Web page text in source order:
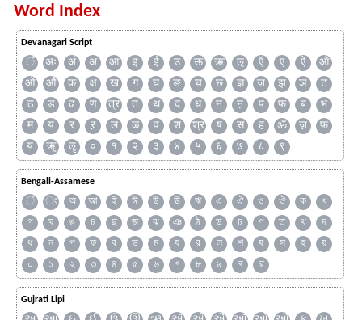
Word Index
Devanagari Script
ँ अः अं अ आ इ ई उ ऊ ऋ ऌ ऍ ए ऐ
ऑ
ओ
औ क क्ष ख ग घ ङ च छ ज्ञ ज झ ञ
ट
ठ
ड ढ ण त्र त थ द ध न ऩ प फ ब
भ
म
य र ऱ ल ळ व श श्र ष स ह ॐ ज़
फ़
य़
ॠ ॡ ० १ २ ३ ४ ५ ६ ७ ८ ९
Bengali-Assamese
ঁ ং অ আ ই ঈ উ ঊ ঋ এ ঐ ও ঔ ক
খ
গ
ঘ ঙ চ ছ জ ঝ ঞ ঠ ড ঢ ণ ত থ
দ
ধ
ন প ফ ব ভ ম য র ল শ ষ স হ
য়
০
১ ২ ৩ ৪ ৫ ৬ ৭ ৮ ৯ ৰ ৱ
Gujrati Lipi